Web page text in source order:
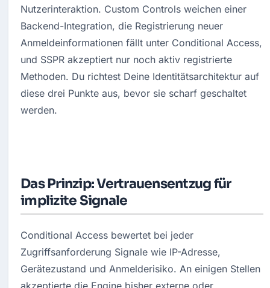
Nutzerinteraktion. Custom Controls weichen einer
Backend-Integration, die Registrierung neuer
Anmeldeinformationen fällt unter Conditional Access,
und SSPR akzeptiert nur noch aktiv registrierte
Methoden. Du richtest Deine Identitätsarchitektur auf
diese drei Punkte aus, bevor sie scharf geschaltet
werden.
Das Prinzip: Vertrauensentzug für
implizite Signale
Conditional Access bewertet bei jeder
Zugriffsanforderung Signale wie IP-Adresse,
Gerätezustand und Anmelderisiko. An einigen Stellen